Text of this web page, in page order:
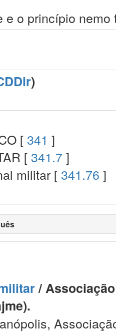
e o princípio
)
[ 341 ]
[ 341.7 ]
militar [ 341.76 ]
/